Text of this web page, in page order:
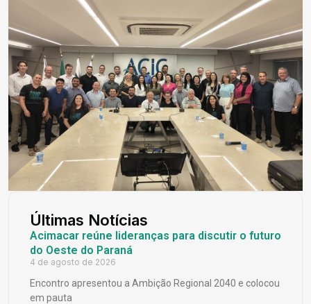
Últimas Notícias
Acimacar reúne lideranças para discutir o futuro
do Oeste do Paraná
4 de agosto de 2026
Encontro apresentou a Ambição Regional 2040 e colocou
em pauta